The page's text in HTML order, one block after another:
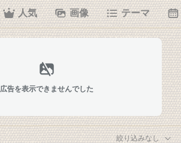
人気 画像 テーマ
広告を表示できませんでした
絞り込みなし